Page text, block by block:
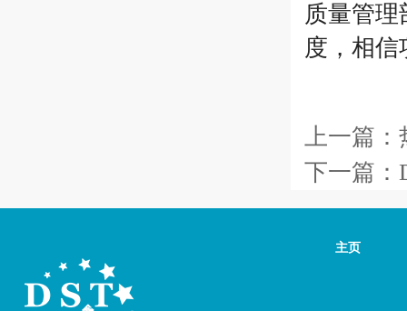
质量管
度，相信
上一篇：
下一篇：
主页